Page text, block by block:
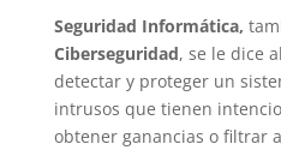
Seguridad Informática,
Ciberseguridad, se le dice
detectar y proteger un
intrusos que tienen
obtener ganancias o filtrar